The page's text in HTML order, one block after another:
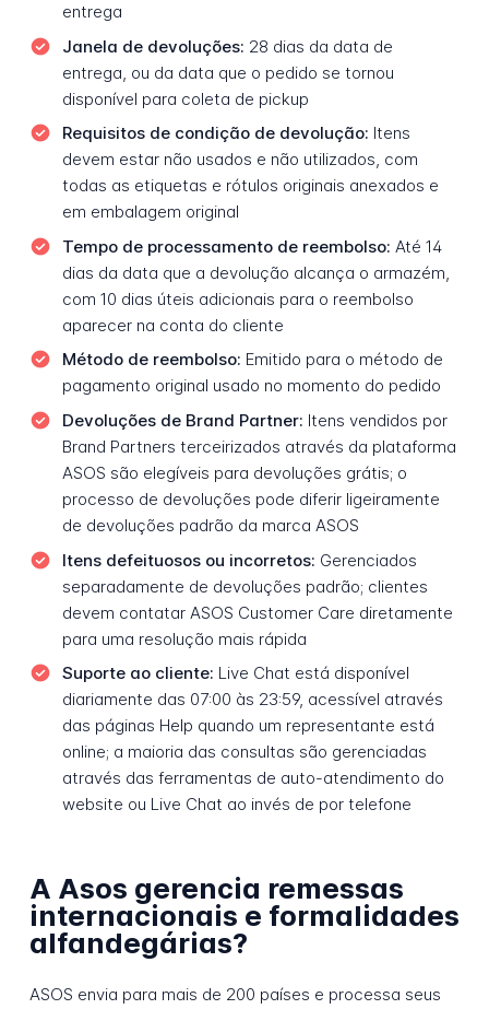
entrega
Janela de devoluções: 28 dias da data de
entrega, ou da data que o pedido se tornou
disponível para coleta de pickup
Requisitos de condição de devolução: Itens
devem estar não usados e não utilizados, com
todas as etiquetas e rótulos originais anexados e
em embalagem original
Tempo de processamento de reembolso: Até 14
dias da data que a devolução alcança o armazém,
com 10 dias úteis adicionais para o reembolso
aparecer na conta do cliente
Método de reembolso: Emitido para o método de
pagamento original usado no momento do pedido
Devoluções de Brand Partner: Itens vendidos por
Brand Partners terceirizados através da plataforma
ASOS são elegíveis para devoluções grátis; o
processo de devoluções pode diferir ligeiramente
de devoluções padrão da marca ASOS
Itens defeituosos ou incorretos: Gerenciados
separadamente de devoluções padrão; clientes
devem contatar ASOS Customer Care diretamente
para uma resolução mais rápida
Suporte ao cliente: Live Chat está disponível
diariamente das 07:00 às 23:59, acessível através
das páginas Help quando um representante está
online; a maioria das consultas são gerenciadas
através das ferramentas de auto-atendimento do
website ou Live Chat ao invés de por telefone
A Asos gerencia remessas
internacionais e formalidades
alfandegárias?
ASOS envia para mais de 200 países e processa seus